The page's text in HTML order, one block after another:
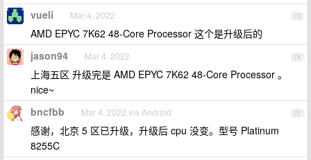
73
vueli Mar 4, 2022
AMD EPYC 7K62 48-Core Processor 这个是升级后的
74
jason94 Mar 4, 2022
上海五区 升级完是 AMD EPYC 7K62 48-Core Processor 。
nice~
75
bncfbb Mar 4, 2022 via Android
感谢，北京 5 区已升级，升级后 cpu 没变。型号 Platinum
8255C